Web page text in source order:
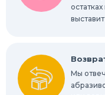
Абразивы для
Мы